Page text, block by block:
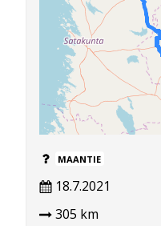
MAANTIE
18.7.2021
305 km